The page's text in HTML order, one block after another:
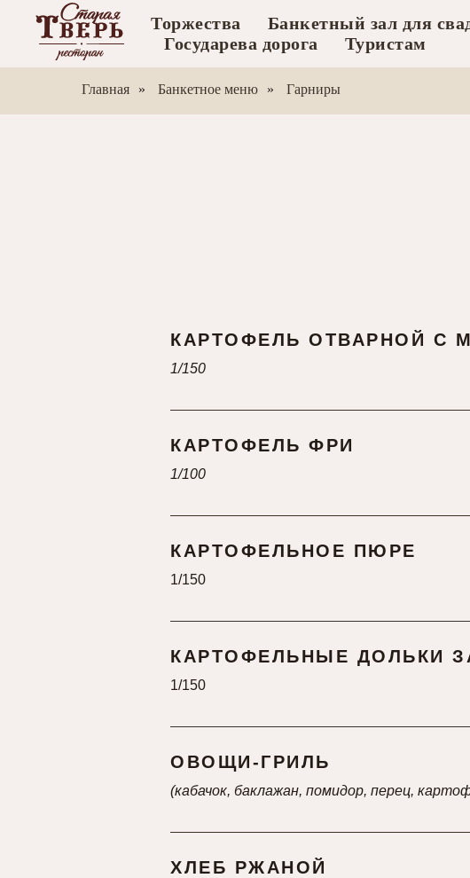
Торжества Банкетный зал для
Государева дорога
Туристам
Главная » Банкетное меню » Гарниры
КАРТОФЕЛЬ ОТВАРНОЙ С
1/150
КАРТОФЕЛЬ ФРИ
1/100
КАРТОФЕЛЬНОЕ ПЮРЕ
1/150
КАРТОФЕЛЬНЫЕ ДОЛЬКИ
1/150
ОВОЩИ-ГРИЛЬ
(кабачок, баклажан, помидор, перец,
ХЛЕБ РЖАНОЙ